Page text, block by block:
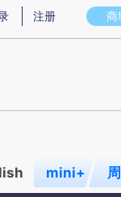
意图存在偏差。不代表
商
注册
mini+